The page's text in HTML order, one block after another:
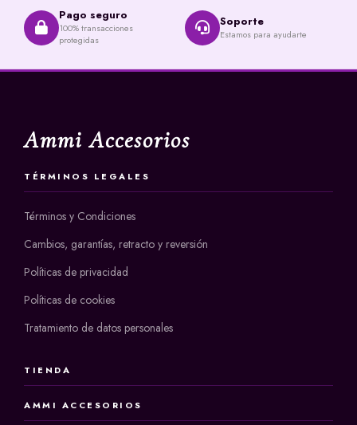
Pago seguro
100% transacciones
protegidas
Soporte
Estamos para ayudarte
Ammi Accesorios
TÉRMINOS LEGALES
Términos y Condiciones
Cambios, garantías, retracto y reversión
Políticas de privacidad
Políticas de cookies
Tratamiento de datos personales
TIENDA
AMMI ACCESORIOS